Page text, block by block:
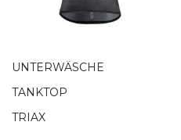
UNTERWÄSCHE
TANKTOP
TRIAX